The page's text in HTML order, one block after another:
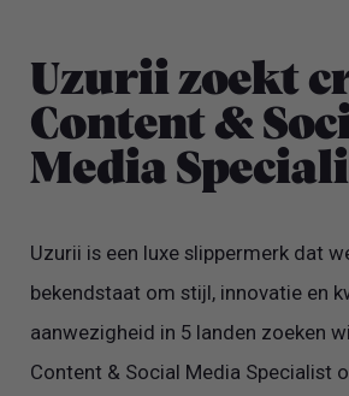
Uzurii zoekt
Content &
Media
Uzurii is een luxe slippermerk dat
bekendstaat om stijl, innovatie en
aanwezigheid in 5 landen zoeken
Content & Social Media Specialist